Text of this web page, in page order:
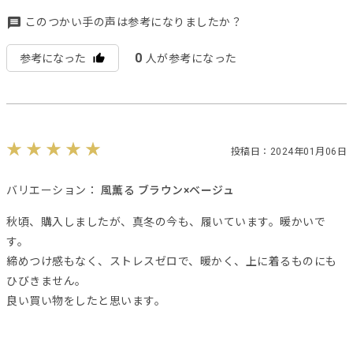
このつかい手の声は参考になりましたか？
参考になった 0 人が参考になった
投稿日：2024年01月06日
バリエーション： 風薫る ブラウン×ベージュ
秋頃、購入しましたが、真冬の今も、履いています。暖かいで
す。
締めつけ感もなく、ストレスゼロで、暖かく、上に着るものにも
ひびきません。
良い買い物をしたと思います。